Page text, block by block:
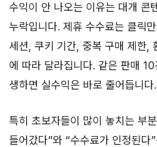
수익이 안 나오는 이유는 대개 콘
누락입니다. 제휴 수수료는 클릭
세션, 쿠키 기간, 중복 구매 제한,
에 따라 달라집니다. 같은 판매
생하면 실수익은 바로 줄어듭니다.
특히 초보자들이 많이 놓치는 부
들어갔다”와 “수수료가 인정된다